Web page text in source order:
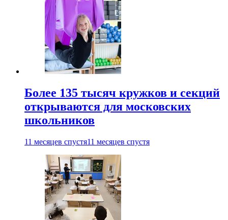
Более 135 тысяч кружков и секций
открываются для московских
школьников
11 месяцев спустя11 месяцев спустя